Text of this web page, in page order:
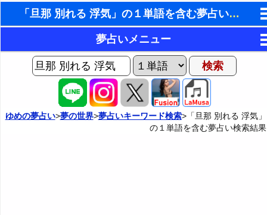
「旦那 別れる 浮気」の１単語を含む夢占い検索結果
東洋・西洋占星術
ホラリー占星術
手相占いで未来診断
タロットカードで無料占い
命名の姓名判断
夢占いメニュー
AIゆめの夢占いチャット
ヨセフの夢占い
夢占い掲示板
ゆめの夢占い>夢の世界>夢占いキーワード検索>「旦那 別れる 浮気」
の１単語を含む夢占い検索結果